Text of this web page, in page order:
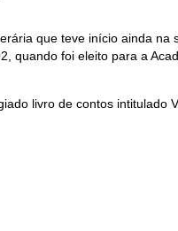
que teve início ainda
quando foi eleito para a
livro de contos intitulado